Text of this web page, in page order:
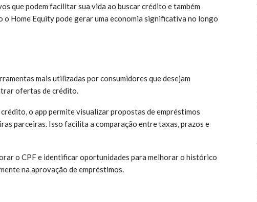
que podem facilitar sua vida ao buscar crédito e também
o Home Equity pode gerar uma economia significativa no longo
mais utilizadas por consumidores que desejam
ofertas de crédito.
o app permite visualizar propostas de empréstimos
parceiras. Isso facilita a comparação entre taxas, prazos e
o CPF e identificar oportunidades para melhorar o histórico
na aprovação de empréstimos.